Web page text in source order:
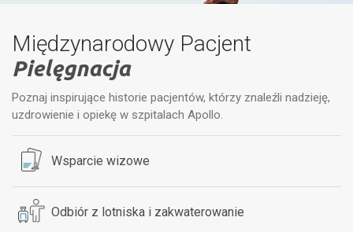
Międzynarodowy Pacjent
Pielęgnacja
Poznaj inspirujące historie pacjentów, którzy znaleźli nadzieję,
uzdrowienie i opiekę w szpitalach Apollo.
Wsparcie wizowe
Odbiór z lotniska i zakwaterowanie